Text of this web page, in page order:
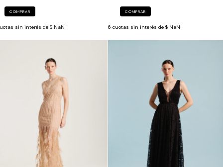
COMPRAR
sin interés de $ NaN
COMPRAR
6 cuotas sin interés de $ NaN